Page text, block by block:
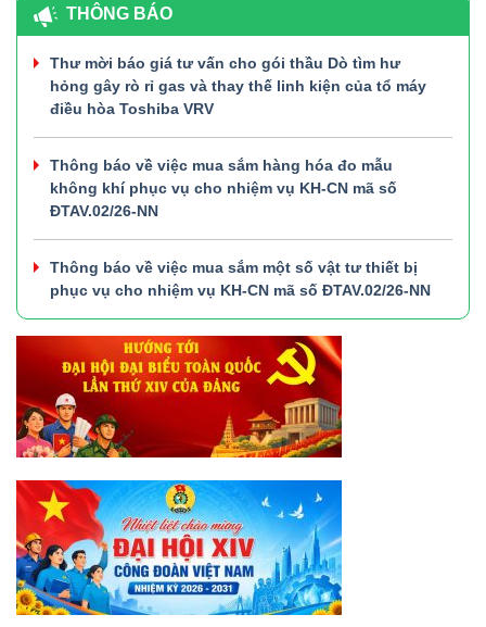
THÔNG BÁO
Thư mời báo giá tư vấn cho gói thầu Dò tìm hư
hỏng gây rò rỉ gas và thay thế linh kiện của tổ máy
điều hòa Toshiba VRV
Thông báo về việc mua sắm hàng hóa đo mẫu
không khí phục vụ cho nhiệm vụ KH-CN mã số
ĐTAV.02/26-NN
Thông báo về việc mua sắm một số vật tư thiết bị
phục vụ cho nhiệm vụ KH-CN mã số ĐTAV.02/26-NN